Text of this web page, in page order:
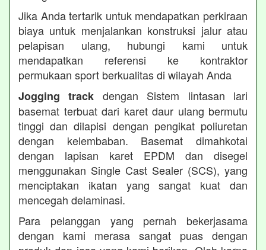
Jika Anda tertarik untuk mendapatkan perkiraan
biaya untuk menjalankan konstruksi jalur atau
pelapisan ulang, hubungi kami untuk
mendapatkan referensi ke kontraktor
permukaan sport berkualitas di wilayah Anda
Jogging track dengan Sistem lintasan lari
basemat terbuat dari karet daur ulang bermutu
tinggi dan dilapisi dengan pengikat poliuretan
dengan kelembaban. Basemat dimahkotai
dengan lapisan karet EPDM dan disegel
menggunakan Single Cast Sealer (SCS), yang
menciptakan ikatan yang sangat kuat dan
mencegah delaminasi.
Para pelanggan yang pernah bekerjasama
dengan kami merasa sangat puas dengan